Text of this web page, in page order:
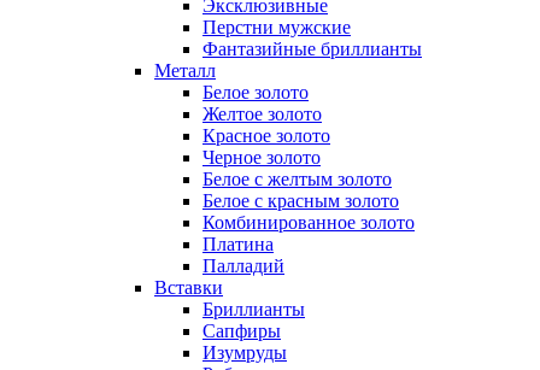
Эксклюзивные
Перстни мужские
Фантазийные бриллианты
Металл
Белое золото
Желтое золото
Красное золото
Черное золото
Белое с желтым золото
Белое с красным золото
Комбинированное золото
Платина
Палладий
Вставки
Бриллианты
Сапфиры
Изумруды